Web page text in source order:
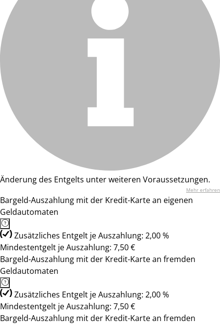
Änderung des Entgelts unter weiteren Voraussetzungen.
Mehr erfahren
Bargeld-Auszahlung mit der Kredit-Karte an eigenen
Geldautomaten
Zusätzliches Entgelt je Auszahlung: 2,00 %
Mindestentgelt je Auszahlung: 7,50 €
Bargeld-Auszahlung mit der Kredit-Karte an fremden
Geldautomaten
Zusätzliches Entgelt je Auszahlung: 2,00 %
Mindestentgelt je Auszahlung: 7,50 €
Bargeld-Auszahlung mit der Kredit-Karte an fremden